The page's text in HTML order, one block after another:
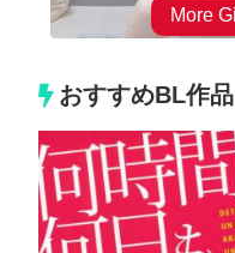
おすすめBL作品